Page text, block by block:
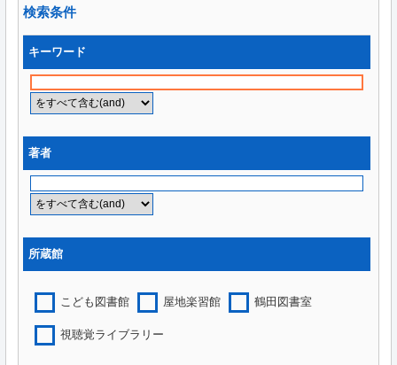
検索条件
キーワード
著者
所蔵館
こども図書館 屋地楽習館 鶴田図書室
視聴覚ライブラリー